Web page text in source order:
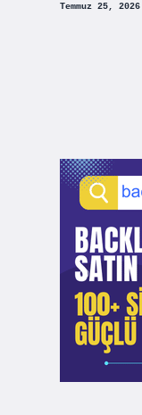
Temmuz 25, 2026